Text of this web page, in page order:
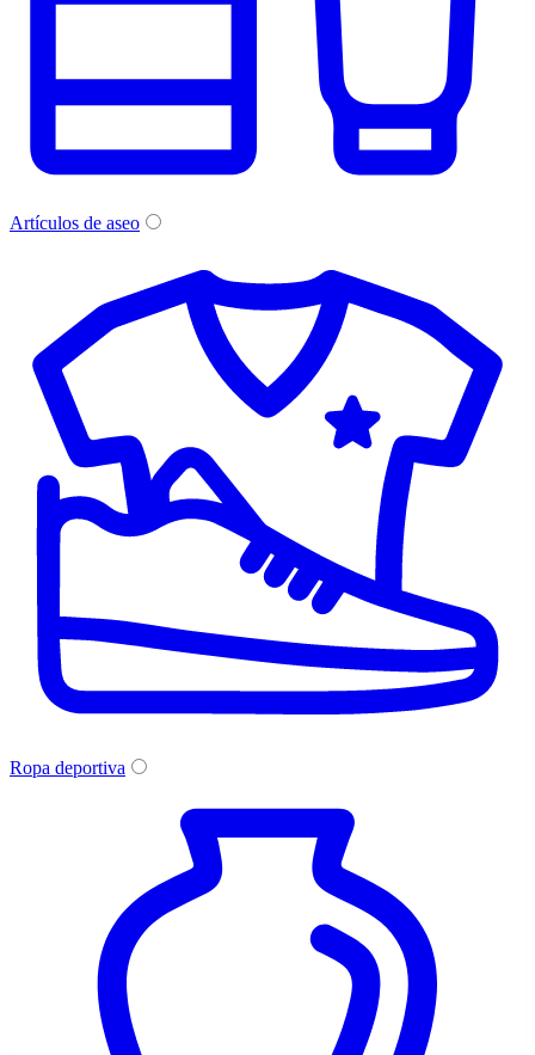
Artículos de aseo
Ropa deportiva